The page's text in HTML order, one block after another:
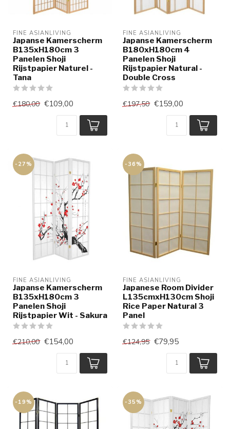
FINE ASIANLIVING
Japanse Kamerscherm
B135xH180cm 3
Panelen Shoji
Rijstpapier Naturel -
Tana
€180,00 €109,00
FINE ASIANLIVING
Japanse Kamerscherm
B180xH180cm 4
Panelen Shoji
Rijstpapier Natural -
Double Cross
€197,50 €159,00
-27%
FINE ASIANLIVING
Japanse Kamerscherm
B135xH180cm 3
Panelen Shoji
Rijstpapier Wit - Sakura
€210,00 €154,00
-36%
FINE ASIANLIVING
Japanese Room Divider
L135cmxH130cm Shoji
Rice Paper Natural 3
Panel
€124,95 €79,95
-19% -35%